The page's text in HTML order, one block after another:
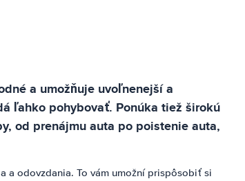
a umožňuje uvoľnenejší a
ľahko pohybovať. Ponúka tiež širokú
od prenájmu auta po poistenie auta,
a odovzdania. To vám umožní prispôsobiť si